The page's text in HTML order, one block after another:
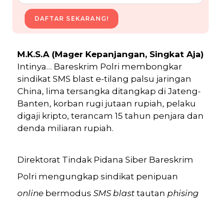
DAFTAR SEKARANG!
M.K.S.A (Mager Kepanjangan, Singkat Aja)
Intinya… Bareskrim Polri membongkar
sindikat SMS blast e-tilang palsu jaringan
China, lima tersangka ditangkap di Jateng-
Banten, korban rugi jutaan rupiah, pelaku
digaji kripto, terancam 15 tahun penjara dan
denda miliaran rupiah.
Direktorat Tindak Pidana Siber Bareskrim
Polri mengungkap sindikat penipuan
online bermodus SMS blast tautan phising